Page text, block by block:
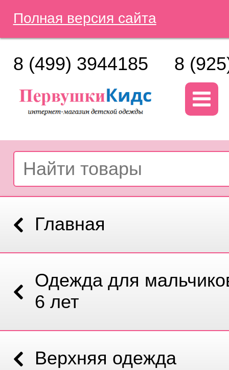
Полная версия сайта
8 (499) 3944185 8
Главная
Одежда для
6 лет
Верхняя одежда